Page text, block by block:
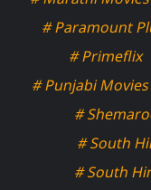
# Paramount
# Primeflix
# Punjabi
#
# South
# South